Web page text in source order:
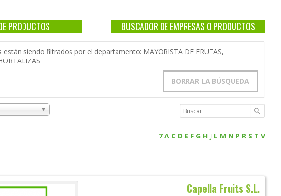
PRODUCTOS BUSCADOR DE EMPRESAS O PRODUCTOS
están siendo filtrados por el departamento: MAYORISTA DE FRUTAS,
BORRAR LA BÚSQUEDA
7 A C D E F G H J L M N P R S T V
Capella Fruits S.L.